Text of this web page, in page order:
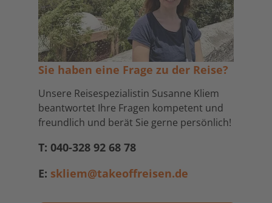
Sie haben eine Frage zu der Reise?
Unsere Reisespezialistin Susanne Kliem
beantwortet Ihre Fragen kompetent und
freundlich und berät Sie gerne persönlich!
T: 040-328 92 68 78
E: skliem@takeoffreisen.de